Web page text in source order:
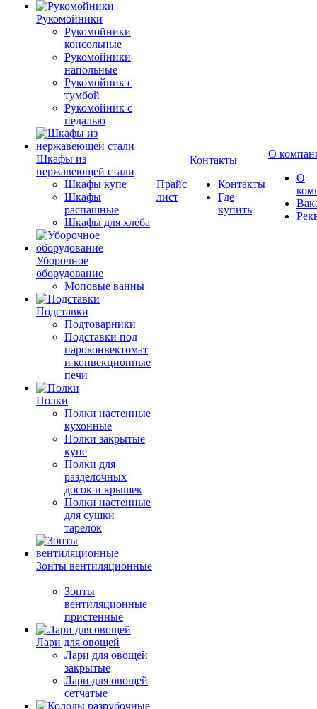
Рукомойники
Рукомойники
консольные
Рукомойники
напольные
Рукомойник с
тумбой
Рукомойник с
педалью
Шкафы из
нержавеющей стали
Шкафы купе
Шкафы
распашные
Шкафы для хлеба
Уборочное
оборудование
Моповые ванны
Подставки
Подтоварники
Подставки под
пароконвектомат
и конвекционные
печи
Полки
Полки настенные
кухонные
Полки закрытые
купе
Полки для
разделочных
досок и крышек
Полки настенные
для сушки
тарелок
Зонты вентиляционные
Зонты
вентиляционные
пристенные
Лари для овощей
Лари для овощей
закрытые
Лари для овощей
сетчатые
Прайс
лист
Контакты
Контакты
Где
купить
О
О